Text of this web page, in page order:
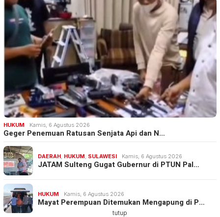
HUKUM Kamis, 6 Agustus 2026
Geger Penemuan Ratusan Senjata Api dan N…
DAERAH HUKUM SULAWESI Kamis, 6 Agustus 2026
JATAM Sulteng Gugat Gubernur di PTUN Pal…
HUKUM Kamis, 6 Agustus 2026
Mayat Perempuan Ditemukan Mengapung di P…
tutup